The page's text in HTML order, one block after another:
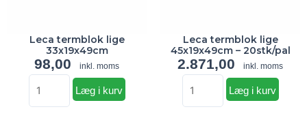
Leca termblok lige
33x19x49cm
98,00 inkl. moms
Læg i kurv
Leca termblok lige
45x19x49cm – 20stk/pal
2.871,00 inkl. moms
Læg i kurv